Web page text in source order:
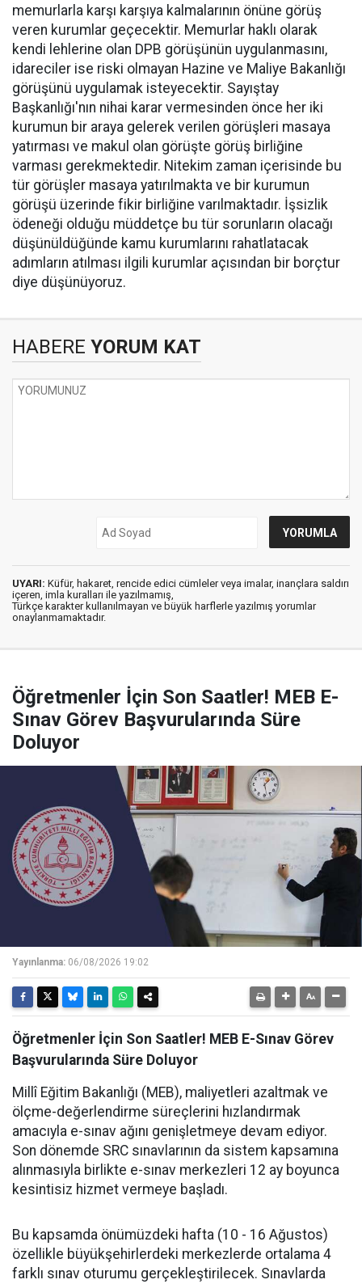
memurlarla karşı karşıya kalmalarının önüne görüş
veren kurumlar geçecektir. Memurlar haklı olarak
kendi lehlerine olan DPB görüşünün uygulanmasını,
idareciler ise riski olmayan Hazine ve Maliye Bakanlığı
görüşünü uygulamak isteyecektir. Sayıştay
Başkanlığı'nın nihai karar vermesinden önce her iki
kurumun bir araya gelerek verilen görüşleri masaya
yatırması ve makul olan görüşte görüş birliğine
varması gerekmektedir. Nitekim zaman içerisinde bu
tür görüşler masaya yatırılmakta ve bir kurumun
görüşü üzerinde fikir birliğine varılmaktadır. İşsizlik
ödeneği olduğu müddetçe bu tür sorunların olacağı
düşünüldüğünde kamu kurumlarını rahatlatacak
adımların atılması ilgili kurumlar açısından bir borçtur
diye düşünüyoruz.
HABERE YORUM KAT
UYARI: Küfür, hakaret, rencide edici cümleler veya imalar, inançlara saldırı
içeren, imla kuralları ile yazılmamış,
Türkçe karakter kullanılmayan ve büyük harflerle yazılmış yorumlar
onaylanmamaktadır.
Öğretmenler İçin Son Saatler! MEB E-
Sınav Görev Başvurularında Süre
Doluyor
Yayınlanma: 06/08/2026 19:02
Öğretmenler İçin Son Saatler! MEB E-Sınav Görev
Başvurularında Süre Doluyor
Millî Eğitim Bakanlığı (MEB), maliyetleri azaltmak ve
ölçme-değerlendirme süreçlerini hızlandırmak
amacıyla e-sınav ağını genişletmeye devam ediyor.
Son dönemde SRC sınavlarının da sistem kapsamına
alınmasıyla birlikte e-sınav merkezleri 12 ay boyunca
kesintisiz hizmet vermeye başladı.
Bu kapsamda önümüzdeki hafta (10 - 16 Ağustos)
özellikle büyükşehirlerdeki merkezlerde ortalama 4
farklı sınav oturumu gerçekleştirilecek. Sınavlarda